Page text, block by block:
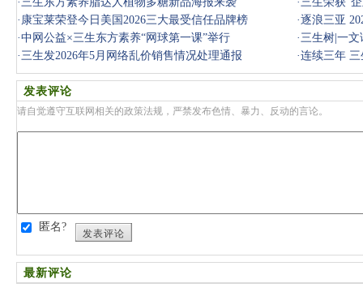
· 康宝莱荣登今日美国2026三大最受信任品牌榜 ·逐浪三亚
·中网公益×三生东方素养“网球第一课”举行 ·三生树|一
·三生发2026年5月网络乱价销售情况处理通报 ·连续三年
发表评论
请自觉遵守互联网相关的政策法规，严禁发布色情、暴力、反动的言论。
匿名?
发表评论
最新评论